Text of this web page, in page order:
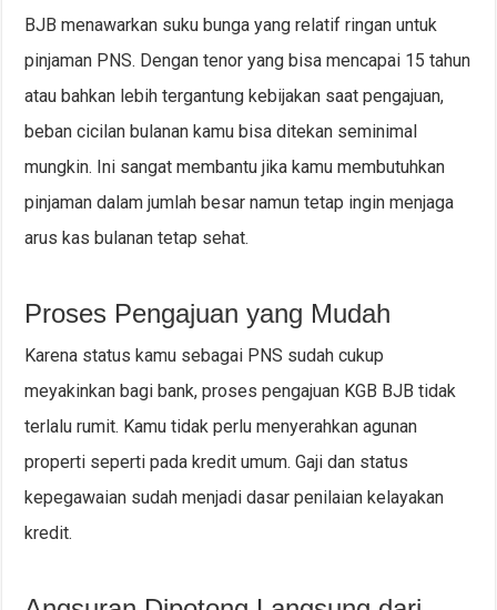
BJB menawarkan suku bunga yang relatif ringan untuk
pinjaman PNS. Dengan tenor yang bisa mencapai 15 tahun
atau bahkan lebih tergantung kebijakan saat pengajuan,
beban cicilan bulanan kamu bisa ditekan seminimal
mungkin. Ini sangat membantu jika kamu membutuhkan
pinjaman dalam jumlah besar namun tetap ingin menjaga
arus kas bulanan tetap sehat.
Proses Pengajuan yang Mudah
Karena status kamu sebagai PNS sudah cukup
meyakinkan bagi bank, proses pengajuan KGB BJB tidak
terlalu rumit. Kamu tidak perlu menyerahkan agunan
properti seperti pada kredit umum. Gaji dan status
kepegawaian sudah menjadi dasar penilaian kelayakan
kredit.